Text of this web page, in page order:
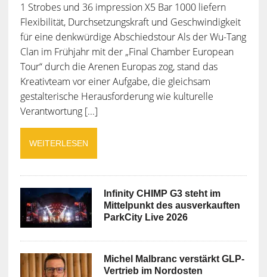
1 Strobes und 36 impression X5 Bar 1000 liefern
Flexibilität, Durchsetzungskraft und Geschwindigkeit
für eine denkwürdige Abschiedstour Als der Wu-Tang
Clan im Frühjahr mit der „Final Chamber European
Tour“ durch die Arenen Europas zog, stand das
Kreativteam vor einer Aufgabe, die gleichsam
gestalterische Herausforderung wie kulturelle
Verantwortung [...]
WEITERLESEN
Infinity CHIMP G3 steht im
Mittelpunkt des ausverkauften
ParkCity Live 2026
Michel Malbranc verstärkt GLP-
Vertrieb im Nordosten